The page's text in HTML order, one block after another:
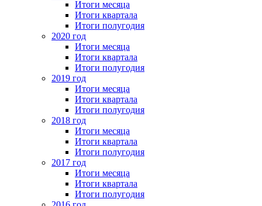
Итоги месяца
Итоги квартала
Итоги полугодия
2020 год
Итоги месяца
Итоги квартала
Итоги полугодия
2019 год
Итоги месяца
Итоги квартала
Итоги полугодия
2018 год
Итоги месяца
Итоги квартала
Итоги полугодия
2017 год
Итоги месяца
Итоги квартала
Итоги полугодия